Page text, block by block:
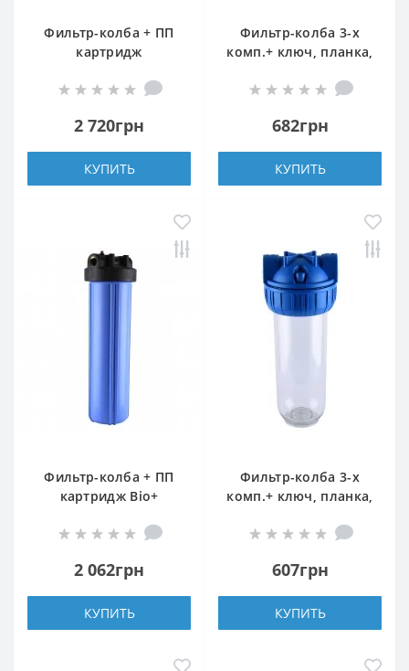
Фильтр-колба + ПП
картридж
systems SL20TS-BB Big
2 720грн
КУПИТЬ
Фильтр-колба 3-х
комп.+ ключ, планка,
systems NSL10-3K, 1″
682грн
КУПИТЬ
Фильтр-колба + ПП
картридж Bіо+
Blue 20″, 1″ (синий)
2 062грн
КУПИТЬ
Фильтр-колба 3-х
комп.+ ключ, планка,
systems NSL10-3K, 1/2″
607грн
КУПИТЬ